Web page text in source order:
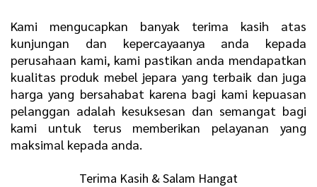
Kami mengucapkan banyak terima kasih atas
kunjungan dan kepercayaanya anda kepada
perusahaan kami, kami pastikan anda mendapatkan
kualitas produk mebel jepara yang terbaik dan juga
harga yang bersahabat karena bagi kami kepuasan
pelanggan adalah kesuksesan dan semangat bagi
kami untuk terus memberikan pelayanan yang
maksimal kepada anda.
Terima Kasih & Salam Hangat